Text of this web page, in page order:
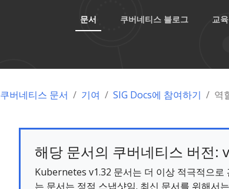
문서 쿠버네티스 블로그 교육
쿠버네티스 문서 기여 SIG Docs에 참여하기 역
해당 문서의 쿠버네티스 버전:
Kubernetes v1.32 문서는 더 이상 적극적으로
는 문서는 정적 스냅샷임. 최신 문서를 위해서